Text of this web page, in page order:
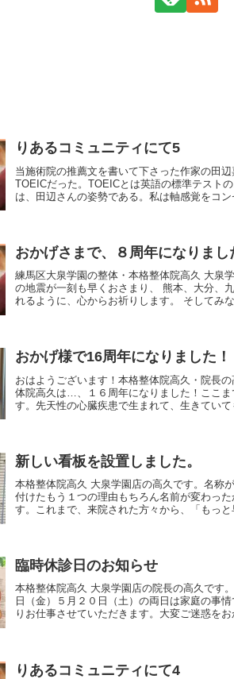
りあるコミュニティにて5
当施術院の推薦文を書いて下さった作家の田
TOEICだった。TOEICとは英語の標準テスト
は、田辺さんの姿勢である。私は軸感覚をコン
おかげさまで、８周年になりまし
練馬区大泉学園の整体・本格整体院高久 大泉
の地震が一刻も早くおさまり、 熊本、大分、
れるように、心からお祈りします。 そしてみ
おかげ様で16周年になりました！
おはようございます！本格整体院高久・院長
体院高久は…、１６周年になりました！ここ
す。先天性の心臓疾患で生まれて、生きていて
新しい看板を設置しました。
本格整体院高久 大泉学園店の高久です。名称
付けたもう１つの理由もちろん名前が変わっ
す。これまで、来院された方々から、「もっ
臨時休診日のお知らせ
本格整体院高久 大泉学園店の院長の高久です
日（金）５月２０日（土）の両日は家庭の事
りお仕事させていただきます。大変ご迷惑を
りあるコミュニティにて4